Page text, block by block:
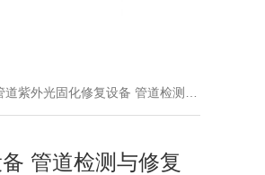
外光固化修复设备 管道检测与修复
管道检测与修复